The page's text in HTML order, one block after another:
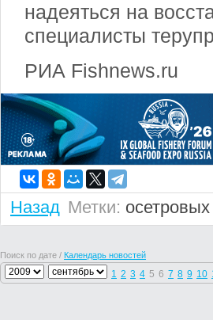
надеяться на
специалисты
РИА Fishnews.ru
Назад Метки: осетровых
Поиск по дате / Календарь новостей
1 2 3 4 5 6 7 8 9 10